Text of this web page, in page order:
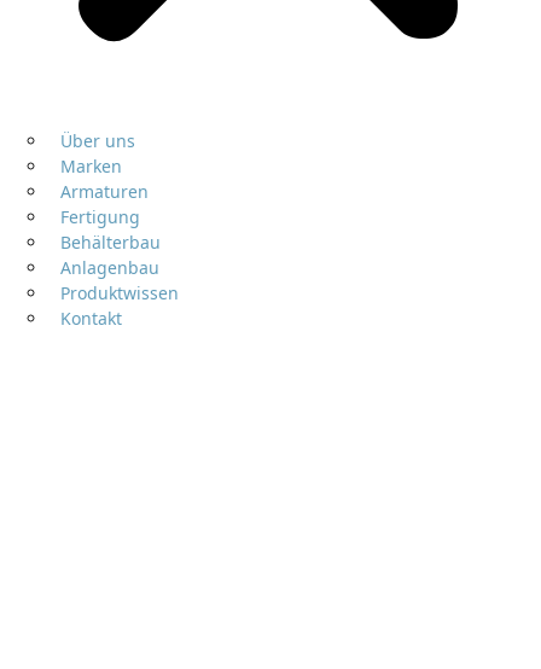
Über uns
Marken
Armaturen
Fertigung
Behälterbau
Anlagenbau
Produktwissen
Kontakt